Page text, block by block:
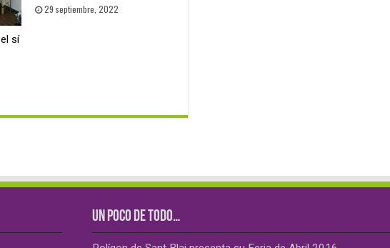
sí
29 septiembre, 2022
UN POCO DE TODO…